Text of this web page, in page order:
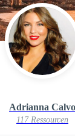
Adrianna Calvo
117 Ressourcen